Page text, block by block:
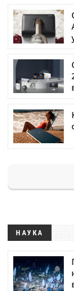
НАУКА